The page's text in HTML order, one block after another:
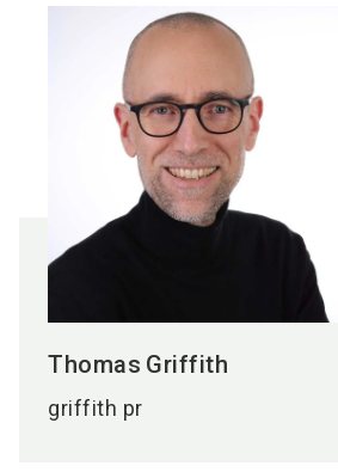
Thomas Griffith
griffith pr